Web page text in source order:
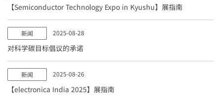
【Semiconductor Technology Expo in Kyushu】展指南
新闻 2025-08-28
对科学碳目标倡议的承诺
新闻 2025-08-26
【electronica India 2025】展指南